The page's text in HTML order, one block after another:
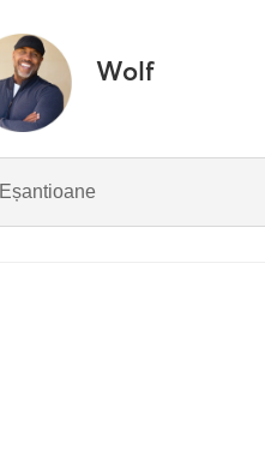
Wolf
Eșantioane